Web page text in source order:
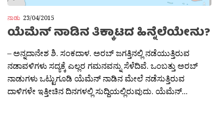
ನಾಡು 23/04/2015
ಯೆಮೆನ್ ನಾಡಿನ ತಿಕ್ಕಾಟದ ಹಿನ್ನೆಲೆಯೇನು?
– ಅನ್ನದಾನೇಶ ಶಿ. ಸಂಕದಾಳ. ಅರಬ್ ಜಗತ್ತಿನಲ್ಲಿ ನಡೆಯುತ್ತಿರುವ
ನಡಾವಳಿಗಳು ಸದ್ಯಕ್ಕೆ ಎಲ್ಲರ ಗಮನವನ್ನು ಸೆಳೆದಿವೆ. ಒಂಬತ್ತು ಅರಬ್
ನಾಡುಗಳು ಒಟ್ಟುಗೂಡಿ ಯೆಮೆನ್ ನಾಡಿನ ಮೇಲೆ ನಡೆಸುತ್ತಿರುವ
ದಾಳಿಗಳೇ ಇತ್ತೀಚಿನ ದಿನಗಳಲ್ಲಿ ಸುದ್ದಿಯಲ್ಲಿರುವುದು. ಯೆಮೆನ್...